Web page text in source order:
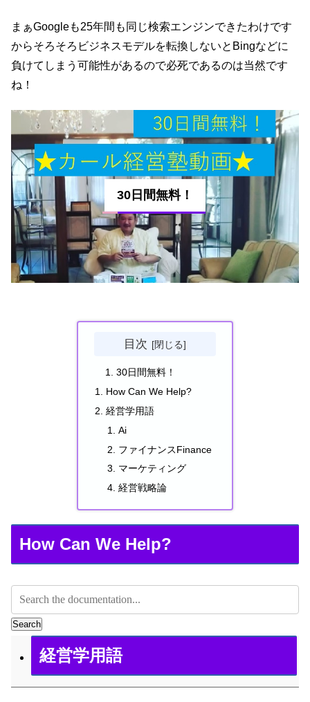
まぁGoogleも25年間も同じ検索エンジンできたわけです
からそろそろビジネスモデルを転換しないとBingなどに
負けてしまう可能性があるので必死であるのは当然です
ね！
30日間無料！
目次
30日間無料！
How Can We Help?
経営学用語
Ai
ファイナンスFinance
マーケティング
経営戦略論
How Can We Help?
Search
経営学用語